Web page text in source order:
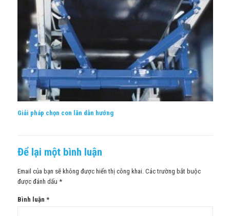
Giải pháp chọn con lăn dẫn hướng
Để lại một bình luận
Email của bạn sẽ không được hiển thị công khai. Các trường bắt buộc
được đánh dấu *
Bình luận *